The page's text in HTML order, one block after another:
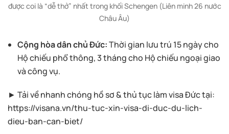
được coi là “dễ thở” nhất trong khối Schengen (Liên minh 26 nước
Châu Âu)
Cộng hòa dân chủ Đức:Thời gian lưu trú 15 ngày cho
Hộ chiếu phổ thông, 3 tháng cho Hộ chiếu ngoại giao
và công vụ.
► Tải về nhanh chóng hồ sơ & thủ tục làm visa Đức tại:
https://visana.vn/thu-tuc-xin-visa-di-duc-du-lich-
dieu-ban-can-biet/